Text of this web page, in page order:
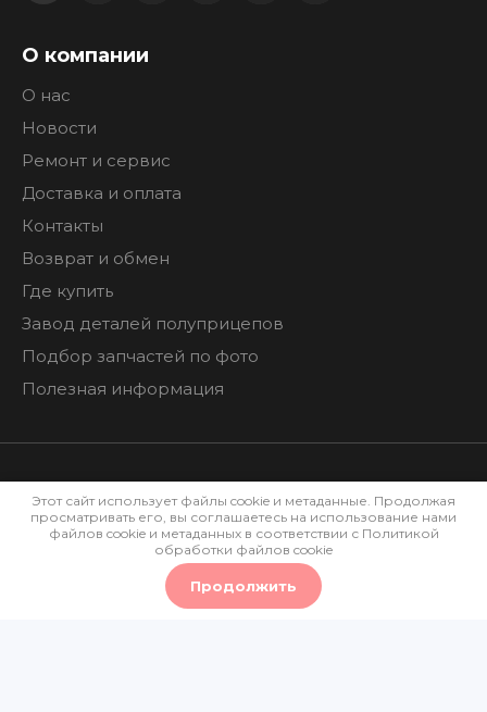
0
О компании
О нас
Новости
Ремонт и сервис
Доставка и оплата
Контакты
Возврат и обмен
Где купить
Завод деталей полуприцепов
Подбор запчастей по фото
Полезная информация
Политика конфиденциальности
Мегагрупп.ру
Этот сайт использует файлы cookie и метаданные. Продолжая
просматривать его, вы соглашаетесь на использование нами
файлов cookie и метаданных в соответствии с Политикой
обработки файлов cookie
Продолжить